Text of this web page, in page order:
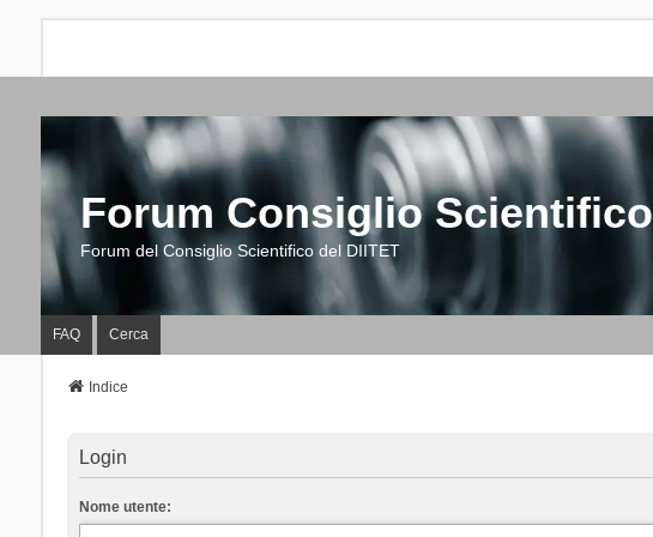
Forum Consiglio Scientifico
Forum del Consiglio Scientifico del DIITET
FAQ Cerca
Indice
Login
Nome utente: